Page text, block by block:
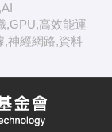
,GPU,高效能運
,神經網路,資料